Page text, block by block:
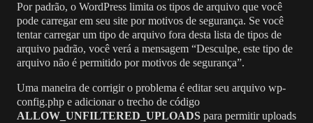
Por padrão, o WordPress limita os tipos de arquivo que você
pode carregar em seu site por motivos de segurança. Se você
tentar carregar um tipo de arquivo fora desta lista de tipos de
arquivo padrão, você verá a mensagem “Desculpe, este tipo de
arquivo não é permitido por motivos de segurança”.
Uma maneira de corrigir o problema é editar seu arquivo wp-
config.php e adicionar o trecho de código
ALLOW_UNFILTERED_UPLOADS para permitir uploads